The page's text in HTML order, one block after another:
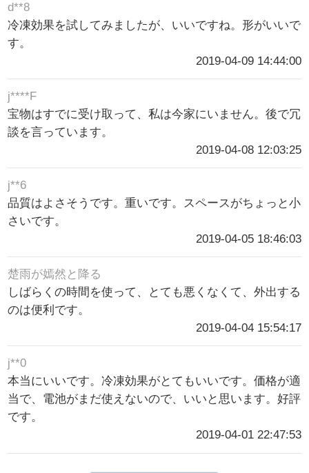
d**8
冷凍効果を試してみましたが、いいですね。形がいいで
す。
2019-04-09 14:44:00
j****F
宝物はすでに受け取って、私は今家にいません。後で冗
談を言っています。
2019-04-08 12:03:25
j**6
品質はよさそうです。重いです。スペースがちょっと小
さいです。
2019-04-05 18:46:03
楚雨が嫣然と降る
しばらくの時間を使って、とても悪くなくて、外出する
のは便利です。
2019-04-04 15:54:17
j**0
本当にいいです。冷凍効果がとてもいいです。価格が適
当で、電池がまだ使えないので、いいと思います。好評
です。
2019-04-01 22:47:53